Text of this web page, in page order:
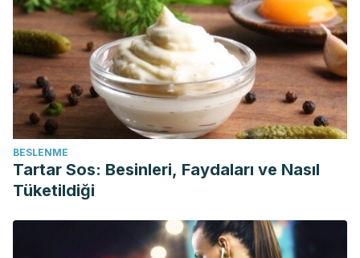
BESLENME
Tartar Sos: Besinleri, Faydaları ve Nasıl
Tüketildiği